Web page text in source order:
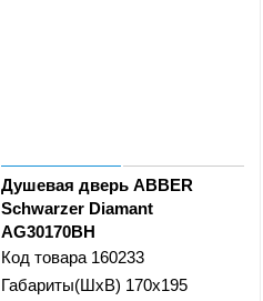
Душевая дверь ABBER
Schwarzer Diamant
AG30170BH
Код товара 160233
Габариты(ШхВ) 170x195